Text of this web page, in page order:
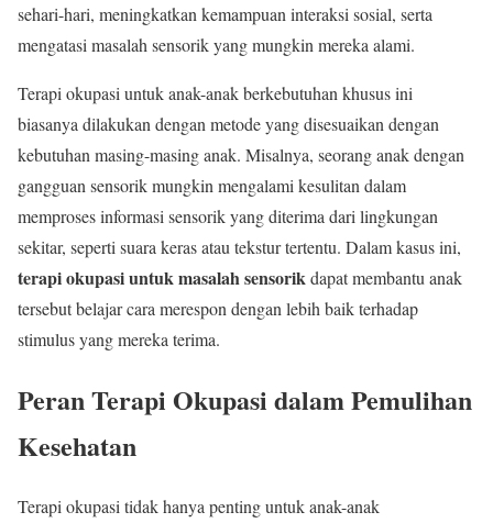
sehari-hari, meningkatkan kemampuan interaksi sosial, serta
mengatasi masalah sensorik yang mungkin mereka alami.
Terapi okupasi untuk anak-anak berkebutuhan khusus ini
biasanya dilakukan dengan metode yang disesuaikan dengan
kebutuhan masing-masing anak. Misalnya, seorang anak dengan
gangguan sensorik mungkin mengalami kesulitan dalam
memproses informasi sensorik yang diterima dari lingkungan
sekitar, seperti suara keras atau tekstur tertentu. Dalam kasus ini,
terapi okupasi untuk masalah sensorikdapat membantu anak
tersebut belajar cara merespon dengan lebih baik terhadap
stimulus yang mereka terima.
Peran Terapi Okupasi dalam Pemulihan
Kesehatan
Terapi okupasi tidak hanya penting untuk anak-anak